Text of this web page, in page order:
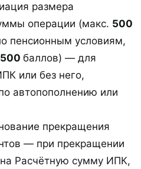
Ответ
и ещё 7
размера
операции (макс. 500
пенсионным условиям,
500 баллов) — для
или без него,
автопополнению или
прекращения
— при прекращении
Расчётную сумму ИПК,